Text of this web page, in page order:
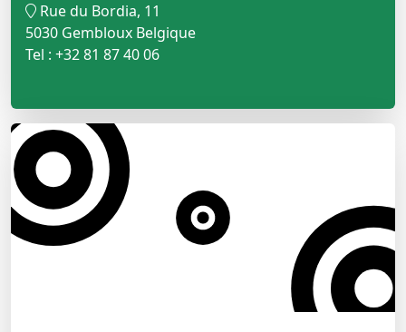
Rue du Bordia, 11
5030 Gembloux Belgique
Tel : +32 81 87 40 06